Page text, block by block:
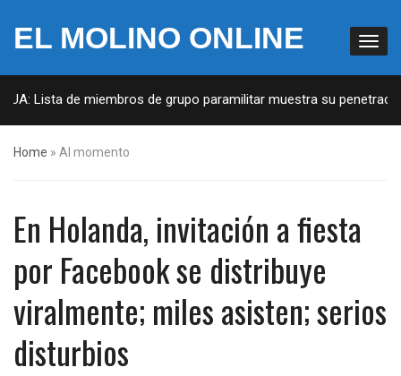
EL MOLINO ONLINE
Lista de miembros de grupo paramilitar muestra su penetración
Home » Al momento
En Holanda, invitación a fiesta
por Facebook se distribuye
viralmente; miles asisten; serios
disturbios